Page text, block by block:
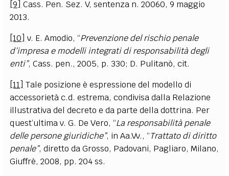
[9] Cass. Pen. Sez. V, sentenza n. 20060, 9 maggio
2013.
[10] v. E.Amodio, “Prevenzione del rischio penale
d’impresa e modelli integrati di responsabilità degli
enti”, Cass. pen., 2005, p. 330; D. Pulitanò, cit.
[11] Tale posizione è espressione del modello di
accessorietà c.d. estrema, condivisa dalla Relazione
illustrativa del decreto e da parte della dottrina. Per
quest’ultima v. G. De Vero, “La responsabilità penale
delle persone giuridiche”, inAa.Vv., “Trattato di diritto
penale”, diretto da Grosso, Padovani, Pagliaro, Milano,
Giuffrè, 2008, pp.204 ss.